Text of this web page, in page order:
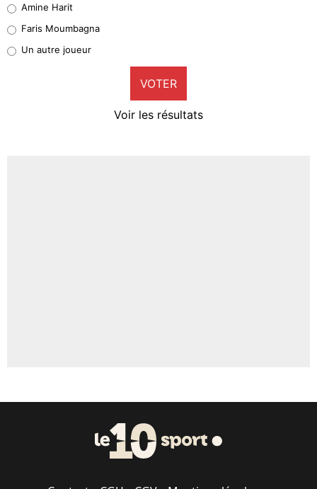
1%
9%
Amine Harit
Faris Moumbagna
Un autre joueur
VOTER
Voir les résultats